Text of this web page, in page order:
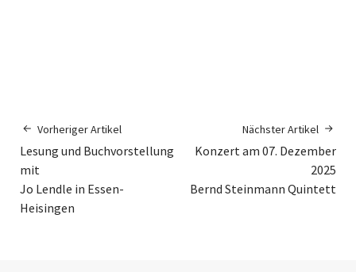
Vorheriger Artikel
Lesung und Buchvorstellung
mit
Jo Lendle in Essen-
Heisingen
Nächster Artikel
Konzert am 07. Dezember
2025
Bernd Steinmann Quintett